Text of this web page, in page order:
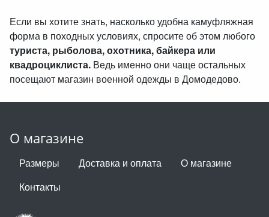
Если вы хотите знать, насколько удобна камуфляжная
форма в походных условиях, спросите об этом любого
туриста, рыболова, охотника, байкера или
квадроциклиста. Ведь именно они чаще остальных
посещают магазин военной одежды в Домодедово.
О магазине
Размеры Доставка и оплата
О магазине
Контакты